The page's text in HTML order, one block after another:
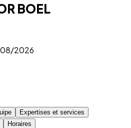
BOEL
08/2026
Expertises et services
Horaires